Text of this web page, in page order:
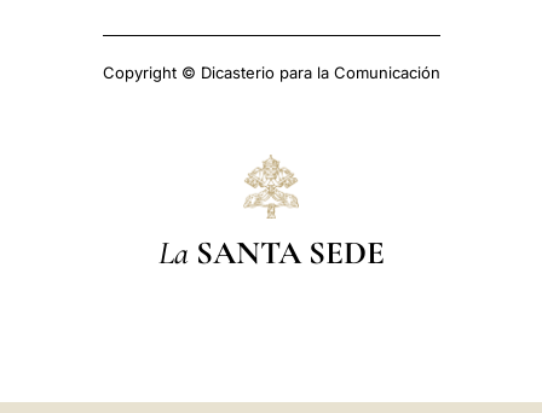
Copyright © Dicasterio para la Comunicación
La SANTA SEDE